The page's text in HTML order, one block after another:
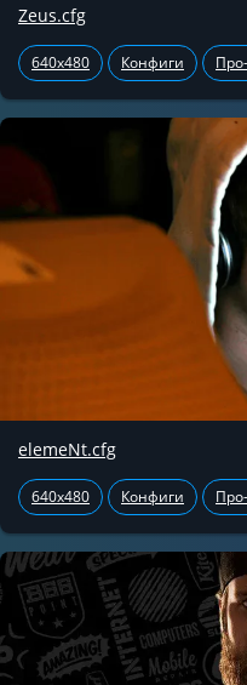
Zeus.cfg
640x480 Конфиги
elemeNt.cfg
640x480 Конфиги